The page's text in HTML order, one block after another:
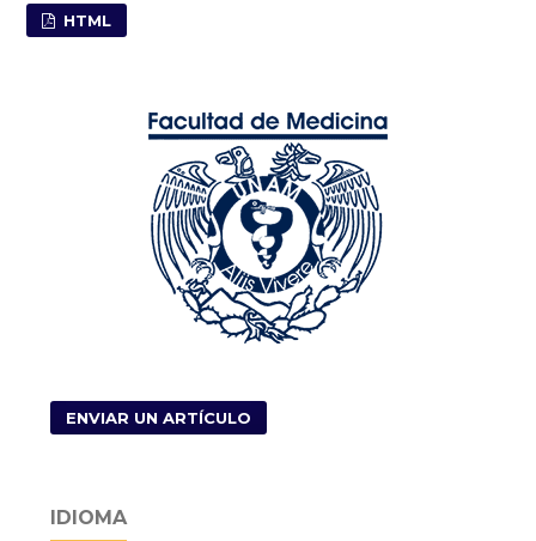
HTML
ENVIAR UN ARTÍCULO
IDIOMA